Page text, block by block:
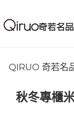
Qiruo 奇若名品
QIRUO 奇若名
秋冬專櫃